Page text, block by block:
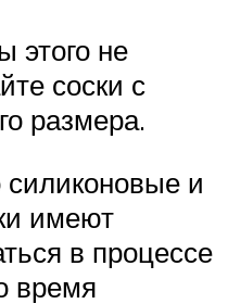
этого не
соски с
размера.
и
имеют
в процессе
время